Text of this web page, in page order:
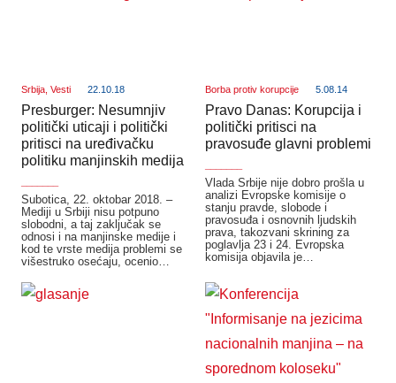
Srbija Vesti 22.10.18
Presburger: Nesumnjiv
politički uticaji i politički
pritisci na uređivačku
politiku manjinskih medija
Subotica, 22. oktobar 2018. –
Mediji u Srbiji nisu potpuno
slobodni, a taj zaključak se
odnosi i na manjinske medije i
kod te vrste medija problemi se
višestruko osećaju, ocenio…
Borba protiv korupcije 5.08.14
Pravo Danas: Korupcija i
politički pritisci na
pravosuđe glavni problemi
Vlada Srbije nije dobro prošla u
analizi Evropske komisije o
stanju pravde, slobode i
pravosuđa i osnovnih ljudskih
prava, takozvani skrining za
poglavlja 23 i 24. Evropska
komisija objavila je…